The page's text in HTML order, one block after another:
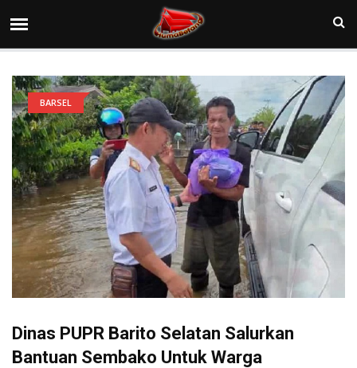
BARSEL
Dinas PUPR Barito Selatan Salurkan
Bantuan Sembako Untuk Warga